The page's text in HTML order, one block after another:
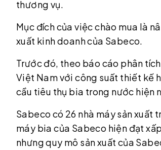
thương vụ.
Mục đích của việc chào mua là
xuất kinh doanh của Sabeco.
Trước đó, theo báo cáo phân
Việt Nam với công suất thiết kế
cầu tiêu thụ bia trong nước hiện
Sabeco có 26 nhà máy sản xuất
máy bia của Sabeco hiện đạt
nhưng quy mô sản xuất của